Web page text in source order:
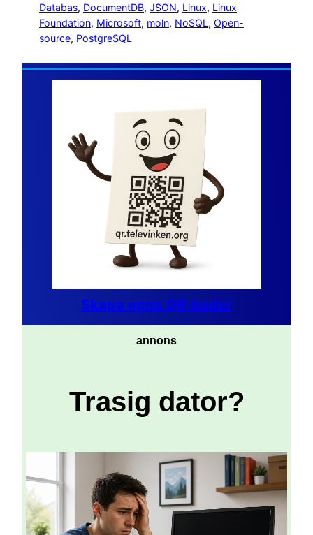
Databas, DocumentDB, JSON, Linux, Linux
Foundation, Microsoft, moln, NoSQL, Open-
source, PostgreSQL
Skapa egna QR-koder
annons
Trasig dator?